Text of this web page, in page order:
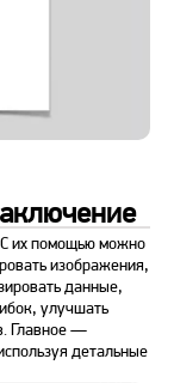
С их помощью можно
изображения,
данные,
улучшать
Главное —
детальные